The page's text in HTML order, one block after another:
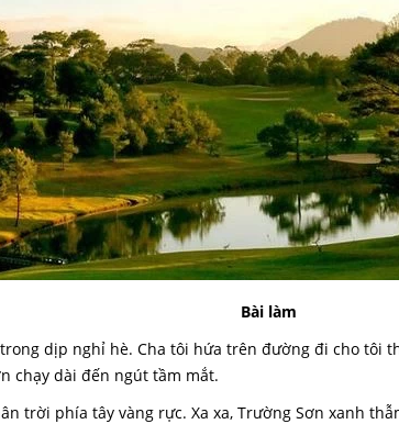
Bài làm
dịp nghỉ hè. Cha tôi hứa trên đường đi cho tôi
chạy dài đến ngút tầm mắt.
trời phía tây vàng rực. Xa xa, Trường Sơn xanh